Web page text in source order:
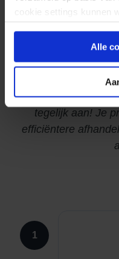
cookie settings kunnen
Alle
Bespaar tijd en
tegelijk aan! Je
efficiëntere
1